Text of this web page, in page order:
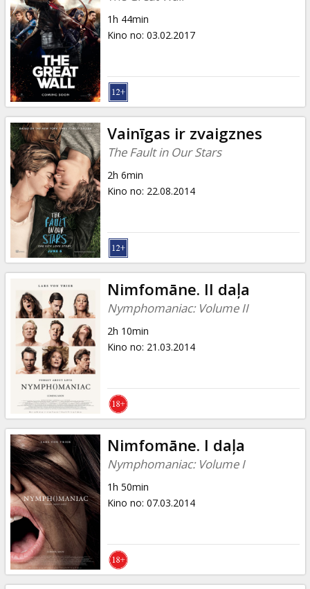
1h 44min
Kino no: 03.02.2017
Vainīgas ir zvaigznes
The Fault in Our Stars
2h 6min
Kino no: 22.08.2014
Nimfomāne. II daļa
Nymphomaniac: Volume II
2h 10min
Kino no: 21.03.2014
Nimfomāne. I daļa
Nymphomaniac: Volume I
1h 50min
Kino no: 07.03.2014